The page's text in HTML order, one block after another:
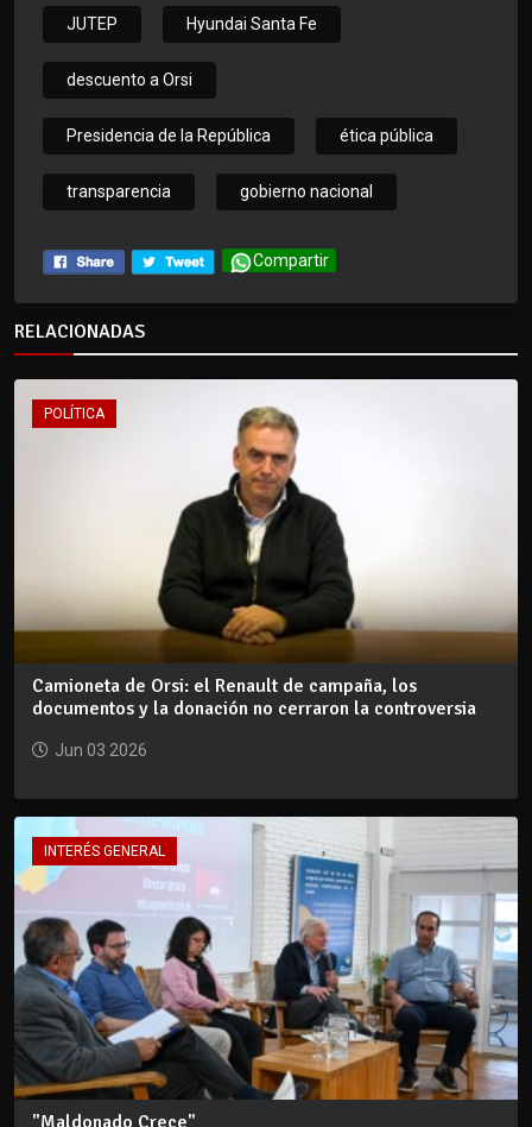
JUTEP Hyundai Santa Fe
descuento a Orsi
Presidencia de la República ética pública
transparencia gobierno nacional
Compartir
RELACIONADAS
POLÍTICA
Camioneta de Orsi: el Renault de campaña, los
documentos y la donación no cerraron la controversia
Jun 03 2026
INTERÉS GENERAL